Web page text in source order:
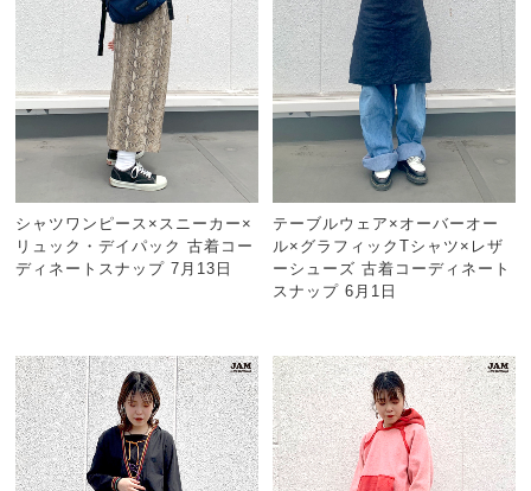
シャツワンピース×スニーカー×
リュック・デイパック 古着コー
ディネートスナップ 7月13日
テーブルウェア×オーバーオー
ル×グラフィックTシャツ×レザ
ーシューズ 古着コーディネート
スナップ 6月1日